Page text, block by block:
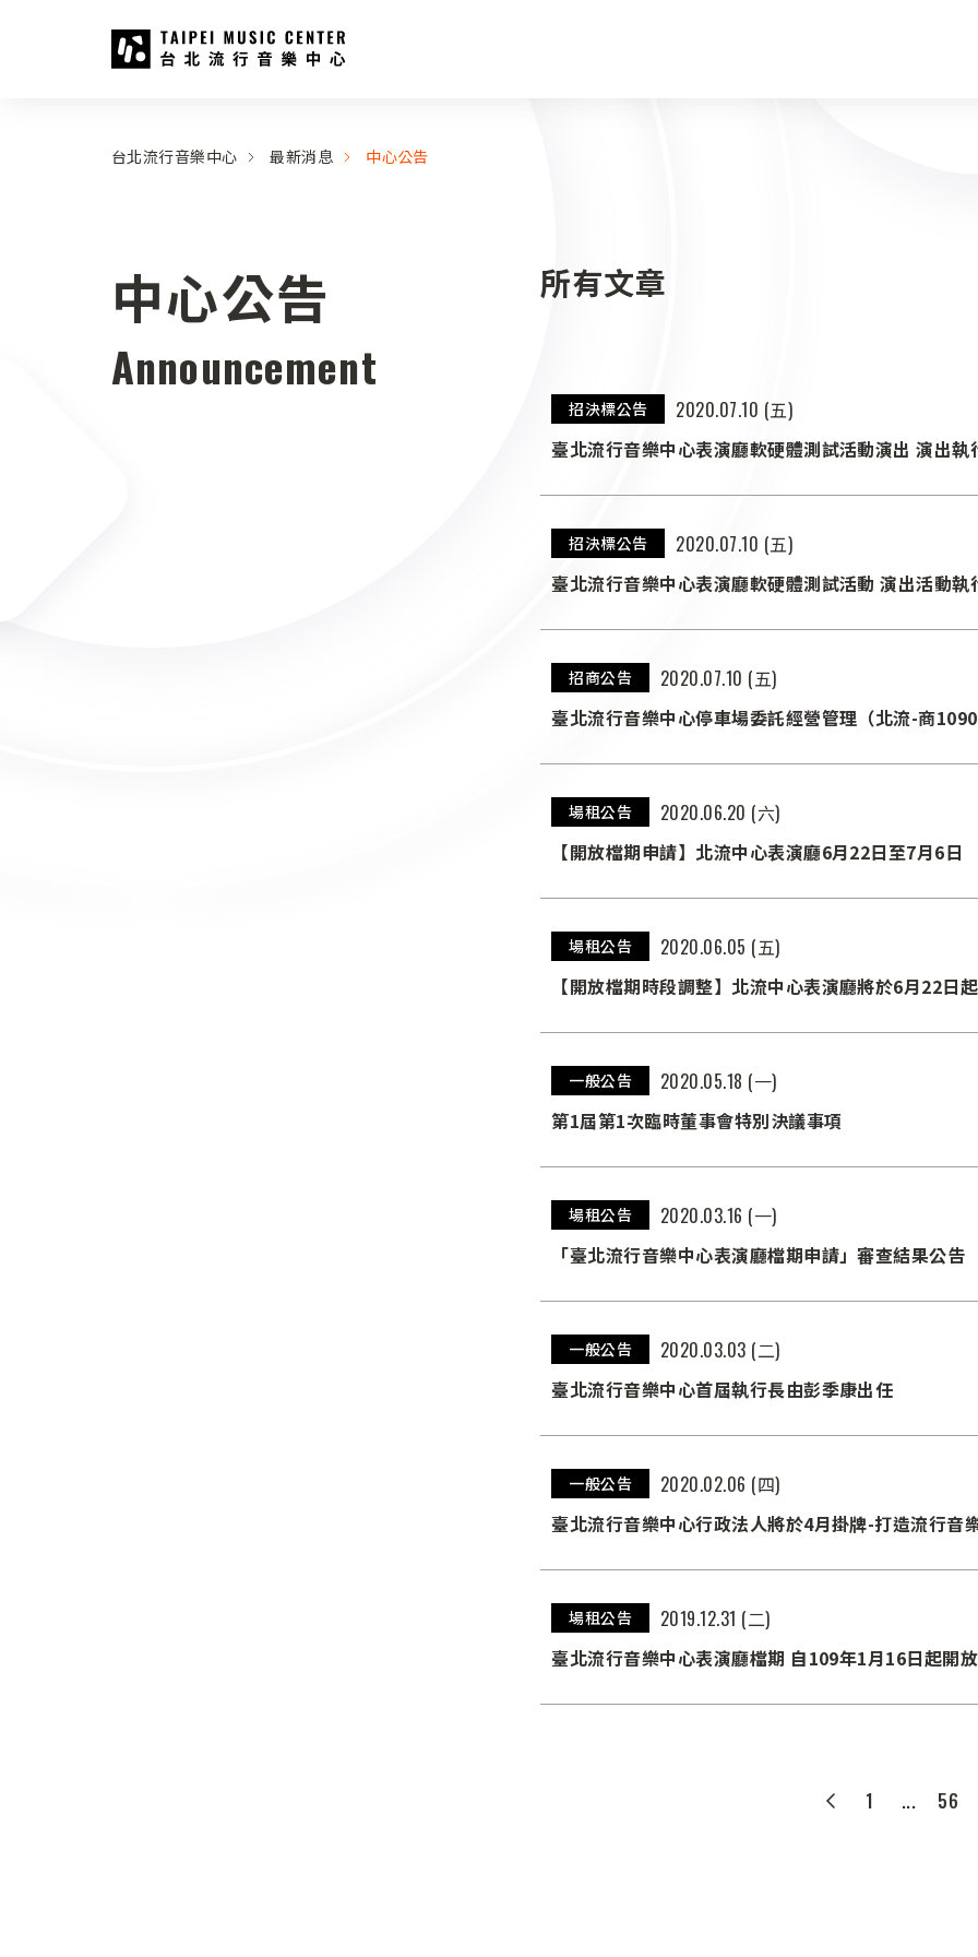
:::
台北流行音樂中心 最新消息 中心公告
中心公告
Announcement
所有文章
招決標公告
2020.07.10 (五)
臺北流行音樂中心表演廳軟硬體測試活動演出 演出執
招決標公告
2020.07.10 (五)
臺北流行音樂中心表演廳軟硬體測試活動 演出活動執
招商公告
2020.07.10 (五)
臺北流行音樂中心停車場委託經營管理（北流-商
場租公告
2020.06.20 (六)
【開放檔期申請】北流中心表演廳6月22日至7月6日
場租公告
2020.06.05 (五)
【開放檔期時段調整】北流中心表演廳將於6月22日
一般公告
2020.05.18 (一)
第1屆第1次臨時董事會特別決議事項
場租公告
2020.03.16 (一)
「臺北流行音樂中心表演廳檔期申請」審查結果公告
一般公告
2020.03.03 (二)
臺北流行音樂中心首屆執行長由彭季康出任
一般公告
2020.02.06 (四)
臺北流行音樂中心行政法人將於4月掛牌-打造流行音
場租公告
2019.12.31 (二)
臺北流行音樂中心表演廳檔期 自109年1月16日起開
1 ... 56